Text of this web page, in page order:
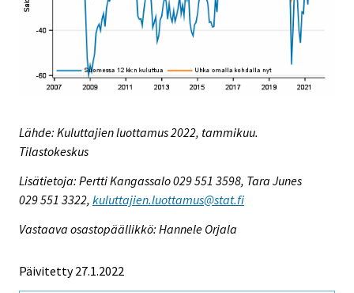
Lähde: Kuluttajien luottamus 2022, tammikuu.
Tilastokeskus
Lisätietoja: Pertti Kangassalo 029 551 3598, Tara Junes
029 551 3322, kuluttajien.luottamus@stat.fi
Vastaava osastopäällikkö: Hannele Orjala
Päivitetty 27.1.2022